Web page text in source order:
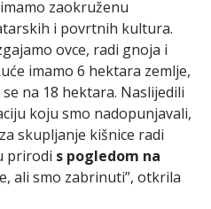
zaokruženu
i povrtnih kultura.
ovce, radi gnoja i
imamo 6 hektara zemlje,
na 18 hektara. Naslijedili
koju smo nadopunjavali,
skupljanje kišnice radi
prirodi s pogledom na
ali smo zabrinuti”, otkrila